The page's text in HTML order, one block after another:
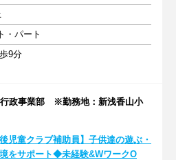
・パート
9分
政事業部 ※勤務地：新浅香山小
後児童クラブ補助員】子供達の遊ぶ・
をサポート◆未経験&WワークO